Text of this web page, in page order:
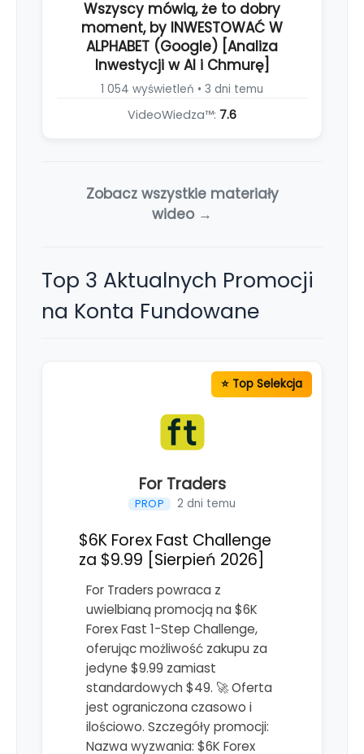
Wszyscy mówią, że to dobry
moment, by INWESTOWAĆ W
ALPHABET (Google) [Analiza
Inwestycji w AI i Chmurę]
1 054 wyświetleń • 3 dni temu
VideoWiedza™: 7.6
Zobacz wszystkie materiały
wideo →
Top 3 Aktualnych Promocji
na Konta Fundowane
For Traders
PROP 2 dni temu
$6K Forex Fast Challenge
za $9.99 [Sierpień 2026]
For Traders powraca z
uwielbianą promocją na $6K
Forex Fast 1-Step Challenge,
oferując możliwość zakupu za
jedyne $9.99 zamiast
standardowych $49. 🚀 Oferta
jest ograniczona czasowo i
ilościowo. Szczegóły promocji:
Nazwa wyzwania: $6K Forex